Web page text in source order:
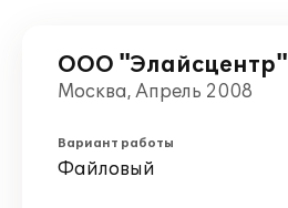
ООО "Элайсцентр"
Москва, Апрель 2008
Вариант работы
Файловый